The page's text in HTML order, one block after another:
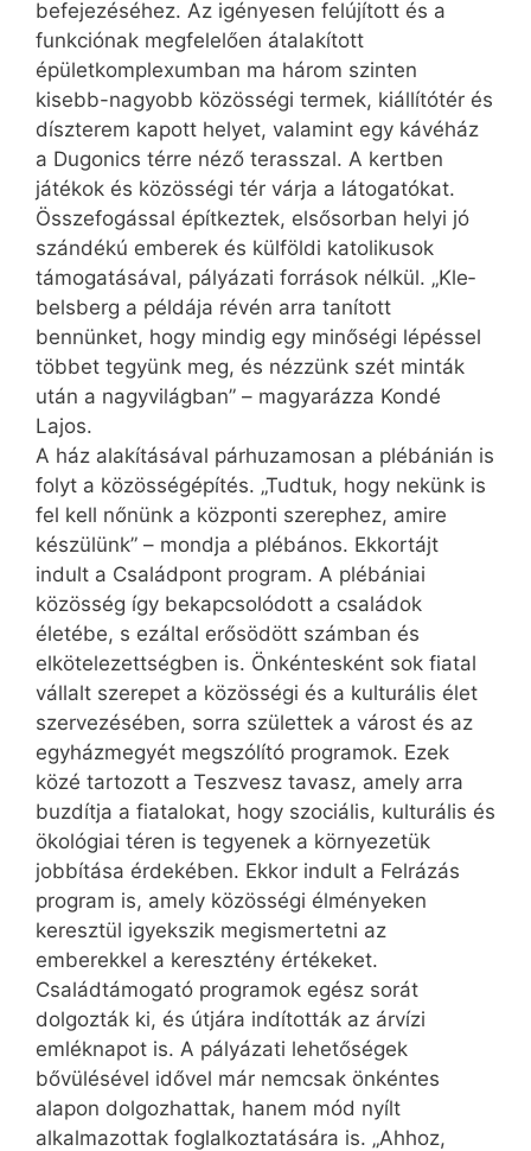
befejezéséhez. Az igényesen felújított és a
funkciónak megfelelően átalakított
épületkomplexumban ma három szinten
kisebb-nagyobb közösségi termek, kiállítótér és
díszterem kapott helyet, valamint egy kávéház
a Dugonics térre néző terasszal. A kertben
játékok és közösségi tér várja a látogatókat.
Összefogással építkeztek, elsősorban helyi jó
szándékú emberek és külföldi katolikusok
támogatásával, pályázati források nélkül. „Kle­
belsberg a példája révén arra tanított
bennünket, hogy mindig egy minőségi lépéssel
többet tegyünk meg, és nézzünk szét minták
után a nagyvilágban” – magyarázza Kon­dé
Lajos.
A ház alakításával párhuzamosan a plébánián is
folyt a közösségépítés. „Tudtuk, hogy nekünk is
fel kell nőnünk a központi szerephez, amire
készülünk” – mondja a plébános. Ekkortájt
indult a Családpont program. A plébániai
közösség így bekapcsolódott a családok
életébe, s ezáltal erősödött számban és
elkötelezettségben is. Önkéntesként sok fiatal
vállalt szerepet a közösségi és a kulturális élet
szervezésében, sorra születtek a várost és az
egyházmegyét megszólító programok. Ezek
közé tartozott a Teszvesz tavasz, amely arra
buzdítja a fiatalokat, hogy szociális, kulturális és
ökológiai téren is tegyenek a környezetük
jobbítása érdekében. Ekkor indult a Felrázás
program is, amely közösségi élményeken
keresztül igyekszik megismertetni az
emberekkel a keresztény értékeket.
Családtámogató programok egész sorát
dolgozták ki, és útjára indították az árvízi
emléknapot is. A pályázati lehetőségek
bővülésével idővel már nemcsak önkéntes
alapon dolgozhattak, hanem mód nyílt
alkalmazottak foglalkoztatására is. „Ahhoz,